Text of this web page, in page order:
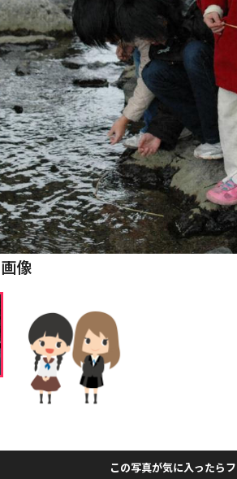
像
この写真が気に入ったらフ